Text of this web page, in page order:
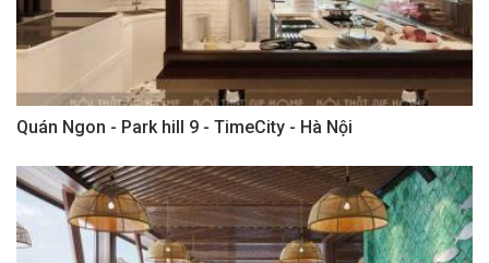
Quán Ngon - Park hill 9 - TimeCity - Hà Nội